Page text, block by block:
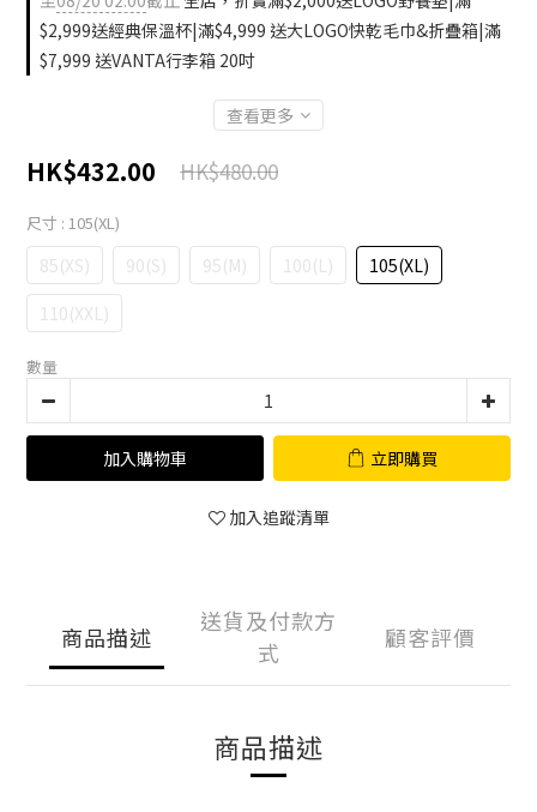
$2,999送經典保溫杯|滿$4,999 送大LOGO快乾毛巾&折疊箱|滿
$7,999 送VANTA行李箱 20吋
查看更多
HK$432.00 HK$480.00
尺寸 : 105(XL)
85(XS) 90(S) 95(M) 100(L)
105(XL)
110(XXL)
數量
加入購物車 立即購買
加入追蹤清單
商品描述
送貨及付款方
式
顧客評價
商品描述